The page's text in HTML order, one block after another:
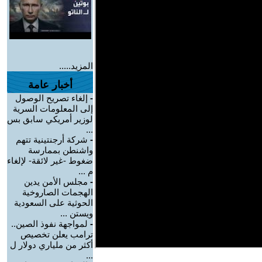
المزيد.....
أخبار عامة
- إلغاء تصريح الوصول
إلى المعلومات السرية
لوزير أمريكي سابق بس
...
- شركة أرجنتينية تتهم
واشنطن بممارسة
ضغوط -غير لائقة- لإلغاء
م ...
- مجلس الأمن يدين
الهجمات الصاروخية
الحوثية على السعودية
ويستن ...
- لمواجهة نفوذ الصين..
ترامب يعلن تخصيص
أكثر من ملياري دولار ل
...